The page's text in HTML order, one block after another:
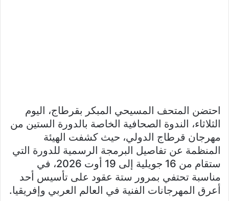
احتضن المتحف المسيحي المبكر بقرطاج، اليوم
الثلاثاء، الندوة الصحافية الخاصة بالدورة الستين من
مهرجان قرطاج الدولي، حيث كشفت الهيئة
المنظمة عن تفاصيل البرمجة الرسمية للدورة التي
ستقام من 16 جويلية إلى 19 أوت 2026، في
مناسبة تحتفي بمرور ستة عقود على تأسيس أحد
أعرق المهرجانات الفنية في العالم العربي وإفريقيا.